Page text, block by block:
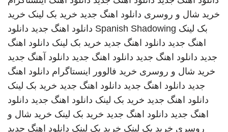
خرید شال و روسری دانلود اهنگ جدید خرید بک لینک خرید
بک لینک Spanish Shadowing دانلود اهنگ جدید دانلود
اهنگ جدید دانلود اهنگ جدید خرید بک لینک دانلود اهنگ
جدید دانلود اهنگ جدید دانلود اهنگ جدید دانلود آهنگ جدید
خرید شال و روسری خرید فالوور اینستاگرام دانلود اهنگ
جدید دانلود اهنگ جدید دانلود اهنگ جدید خرید بک لینک
دانلود اهنگ جدید خرید بک لینک دانلود اهنگ جدید دانلود
اهنگ جدید دانلود اهنگ جدید خرید بک لینک خرید شال و
روسری خرید بک لینک خرید بک لینک دانلود اهنگ جدید